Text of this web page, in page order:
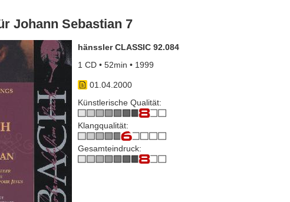
Johann Sebastian 7
hänssler CLASSIC 92.084
1 CD • 52min • 1999
01.04.2000
Künstlerische Qualität:
Klangqualität:
Gesamteindruck: